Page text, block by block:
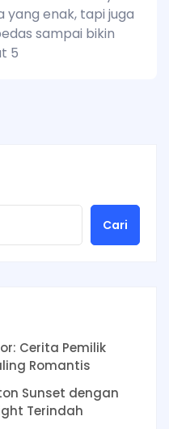
yang enak, tapi juga
sampai bikin
5
Cari
Cerita Pemilik
Romantis
Sunset dengan
Terindah